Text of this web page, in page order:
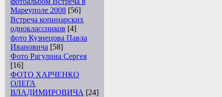
Мареуполе 2008 [56]
Встреча копинарских
одноклассников [4]
фото Кузнецова Павла
Ивановича [58]
Фото Рагулина Сергея
[16]
ФОТО ХАРЧЕНКО
ОЛЕГА
ВЛАДИМИРОВИЧА [24]